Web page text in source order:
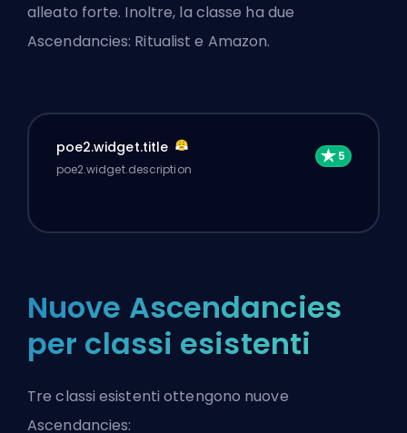
alleato forte. Inoltre, la classe ha due
Ascendancies: Ritualist e Amazon.
poe2.widget.title
poe2.widget.description
Nuove Ascendancies
per classi esistenti
Tre classi esistenti ottengono nuove
Ascendancies: